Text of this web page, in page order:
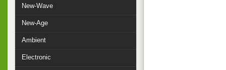
New-Wave
New-Age
Ambient
Electronic